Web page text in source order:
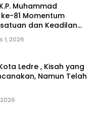
Muhammad
ke-81 Momentum
dan Keadilan
Indonesia
1, 2026
Ledre , Kisah yang
Namun Telah